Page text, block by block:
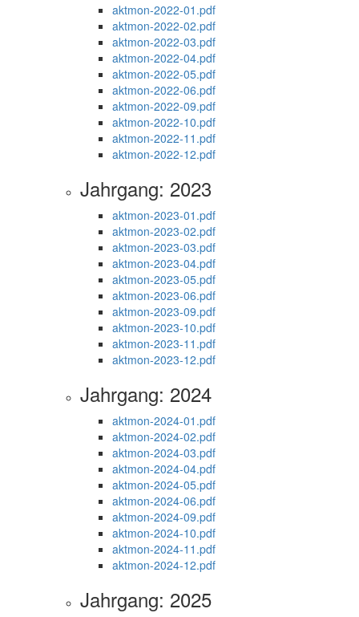
aktmon-2022-01.pdf
aktmon-2022-02.pdf
aktmon-2022-03.pdf
aktmon-2022-04.pdf
aktmon-2022-05.pdf
aktmon-2022-06.pdf
aktmon-2022-09.pdf
aktmon-2022-10.pdf
aktmon-2022-11.pdf
aktmon-2022-12.pdf
Jahrgang: 2023
aktmon-2023-01.pdf
aktmon-2023-02.pdf
aktmon-2023-03.pdf
aktmon-2023-04.pdf
aktmon-2023-05.pdf
aktmon-2023-06.pdf
aktmon-2023-09.pdf
aktmon-2023-10.pdf
aktmon-2023-11.pdf
aktmon-2023-12.pdf
Jahrgang: 2024
aktmon-2024-01.pdf
aktmon-2024-02.pdf
aktmon-2024-03.pdf
aktmon-2024-04.pdf
aktmon-2024-05.pdf
aktmon-2024-06.pdf
aktmon-2024-09.pdf
aktmon-2024-10.pdf
aktmon-2024-11.pdf
aktmon-2024-12.pdf
Jahrgang: 2025